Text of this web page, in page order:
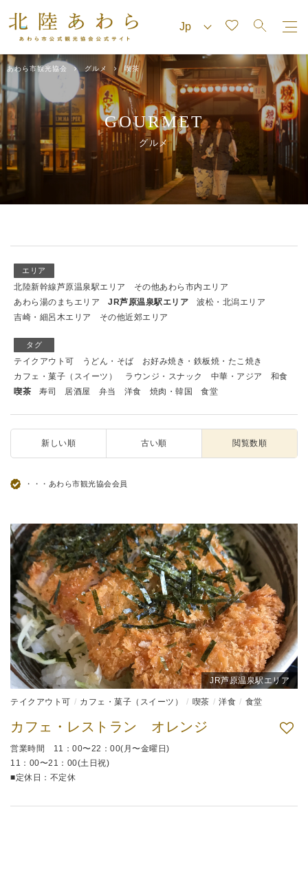
あわら市観光協会 グルメ 喫茶
GOURMET
グルメ
エリア
北陸新幹線芦原温泉駅エリア
その他あわら市内エリア
あわら湯のまちエリア
JR芦原温泉駅エリア
波松・北潟エリア
吉崎・細呂木エリア
その他近郊エリア
タグ
テイクアウト可 うどん・そば
お好み焼き・鉄板焼・たこ焼き
カフェ・菓子（スイーツ）
ラウンジ・スナック 中華・アジア
和食
喫茶
寿司 居酒屋 弁当 洋食 焼肉・韓国 食堂
新しい順 古い順 閲覧数順
・・・あわら市観光協会会員
JR芦原温泉駅エリア
テイクアウト可 カフェ・菓子（スイーツ） 喫茶 洋食 食堂
カフェ・レストラン オレンジ
営業時間 11：00〜22：00(月〜金曜日)
11：00〜21：00(土日祝)
■定休日：不定休